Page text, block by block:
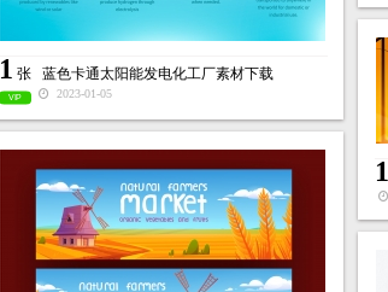
1 张 蓝色卡通太阳能发电化工厂素材下载
VIP 2023-01-05
1